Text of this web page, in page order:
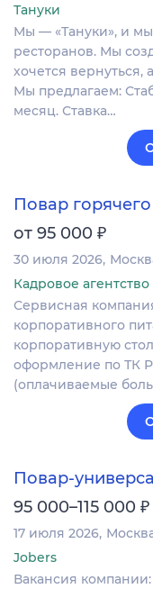
Тануки
Мы — «Тануки», и
ресторанов. Мы
хочется вернуться,
Мы предлагаем:
месяц. Ставка…
Повар
от 95 000 ₽
30 июля 2026
Кадровое агентство
Сервисная
корпоративного
корпоративную
оформление по ТК
(оплачиваемые
Повар-
95 000–115 000 ₽
17 июля 2026
Jobers
Вакансия